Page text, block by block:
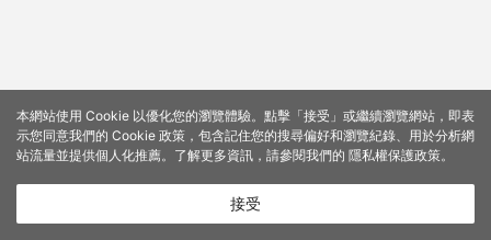
本網站使用 Cookie 以優化您的瀏覽體驗。點擊「接受」或繼續瀏覽網站，即表
示您同意我們的 Cookie 政策，包含記住您的搜尋偏好和瀏覽紀錄、用於分析網
站流量並提供個人化推薦。了解更多資訊，請參閱我們的 隱私權保護政策。
接受